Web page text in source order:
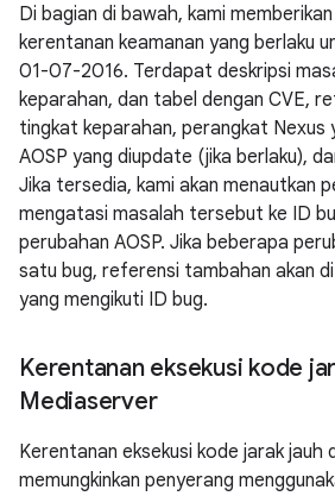
Di bagian di bawah, kami
kerentanan keamanan yang berlaku
01-07-2016. Terdapat deskripsi
keparahan, dan tabel dengan CVE,
tingkat keparahan, perangkat Nexus
AOSP yang diupdate (jika berlaku),
Jika tersedia, kami akan menautkan
mengatasi masalah tersebut ke ID
perubahan AOSP. Jika beberapa
satu bug, referensi tambahan akan
yang mengikuti ID bug.
Kerentanan eksekusi kode
Mediaserver
Kerentanan eksekusi kode jarak
memungkinkan penyerang